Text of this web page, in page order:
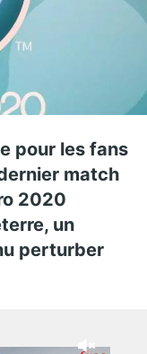
pour les fans
match
2020
un
perturber